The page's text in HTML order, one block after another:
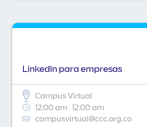
Linkedln para empresas
Campus Virtual
12:00 am 12:00 am
campusvirtual@ccc.org.co